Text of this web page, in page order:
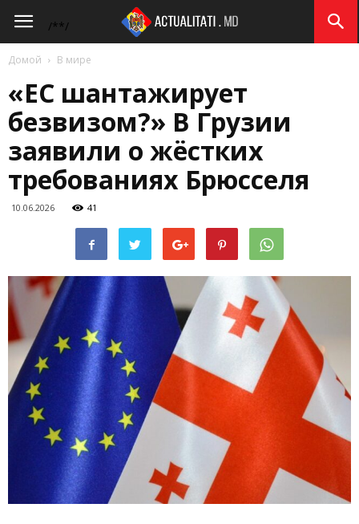
/**/
Actualitati.md
Домой В мире
«ЕС шантажирует
безвизом?» В Грузии
заявили о жёстких
требованиях Брюсселя
10.06.2026 41